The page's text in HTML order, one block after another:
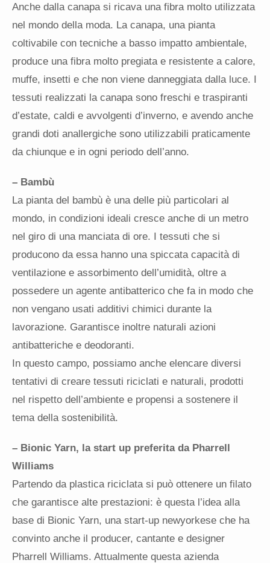
Anche dalla canapa si ricava una fibra molto utilizzata
nel mondo della moda. La canapa, una pianta
coltivabile con tecniche a basso impatto ambientale,
produce una fibra molto pregiata e resistente a calore,
muffe, insetti e che non viene danneggiata dalla luce. I
tessuti realizzati la canapa sono freschi e traspiranti
d’estate, caldi e avvolgenti d’inverno, e avendo anche
grandi doti anallergiche sono utilizzabili praticamente
da chiunque e in ogni periodo dell’anno.
– Bambù
La pianta del bambù è una delle più particolari al
mondo, in condizioni ideali cresce anche di un metro
nel giro di una manciata di ore. I tessuti che si
producono da essa hanno una spiccata capacità di
ventilazione e assorbimento dell’umidità, oltre a
possedere un agente antibatterico che fa in modo che
non vengano usati additivi chimici durante la
lavorazione. Garantisce inoltre naturali azioni
antibatteriche e deodoranti.
In questo campo, possiamo anche elencare diversi
tentativi di creare tessuti riciclati e naturali, prodotti
nel rispetto dell’ambiente e propensi a sostenere il
tema della sostenibilità.
– Bionic Yarn, la start up preferita da Pharrell
Williams
Partendo da plastica riciclata si può ottenere un filato
che garantisce alte prestazioni: è questa l’idea alla
base di Bionic Yarn, una start-up newyorkese che ha
convinto anche il producer, cantante e designer
Pharrell Williams. Attualmente questa azienda